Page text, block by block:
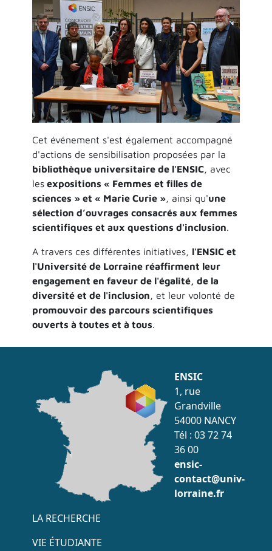
Cet événement s'est également accompagné
d'actions de sensibilisation proposées par la
bibliothèque universitaire de l'ENSIC, avec
lesexpositions « Femmes et filles de
sciences » et « Marie Curie », ainsi qu'une
sélection d’ouvrages consacrés aux femmes
scientifiques et aux questions d'inclusion.
A travers ces différentes initiatives, l'ENSIC et
l'Université de Lorraine réaffirment leur
engagement en faveur de l'égalité, de la
diversité et de l'inclusion, et leur volonté de
promouvoir des parcours scientifiques
ouverts à toutes et à tous.
ENSIC
1, rue
Grandville
54000 NANCY
Tél : 03 72 74
36 00
ensic-
contact@univ-
lorraine.fr
Menu accès rapide
LA RECHERCHE
VIE ÉTUDIANTE